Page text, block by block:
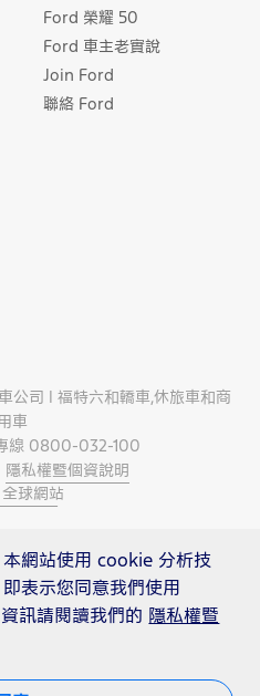
Ford 榮耀 50
Ford 車主老實說
Join Ford
聯絡 Ford
公司 | 福特六和轎車,休旅車和商
車
線 0800-032-100
隱私權暨個資說明
球網站
網站使用 cookie 分析技
表示您同意我們使用
訊請閱讀我們的 隱私權暨